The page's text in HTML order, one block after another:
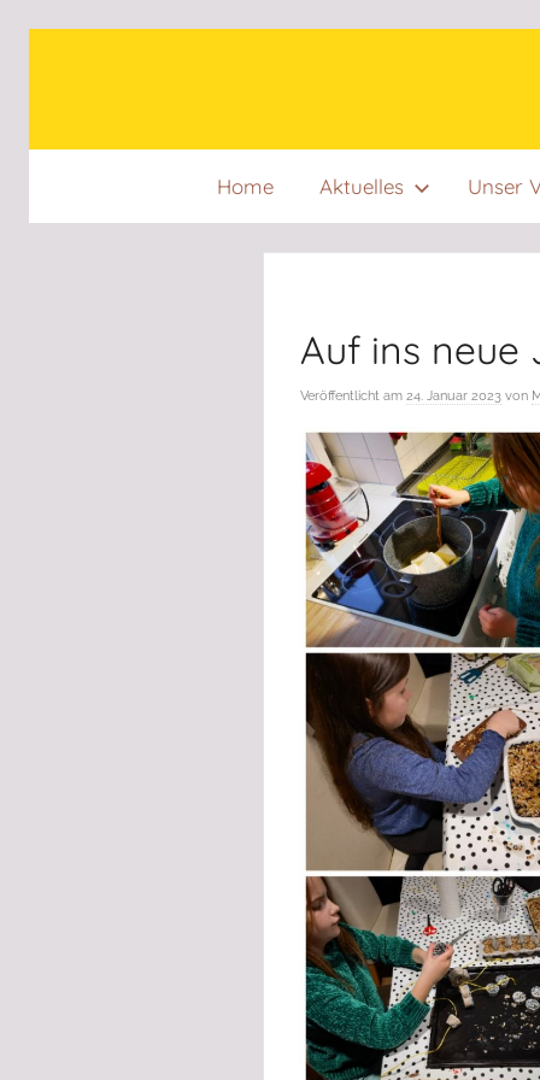
Home Aktuelles Unser
Auf ins neue
Veröffentlicht am 24. Januar 2023 von